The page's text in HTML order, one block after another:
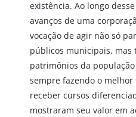
existência. Ao longo
avanços de uma
vocação de agir não só
públicos municipais, mas
patrimônios da
sempre fazendo o
receber cursos
mostraram seu valor em